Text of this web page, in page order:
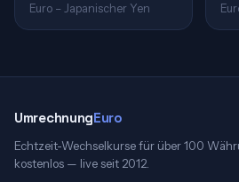
Euro – Japanischer Yen
UmrechnungEuro
Echtzeit-Wechselkurse für über 100
kostenlos — live seit 2012.